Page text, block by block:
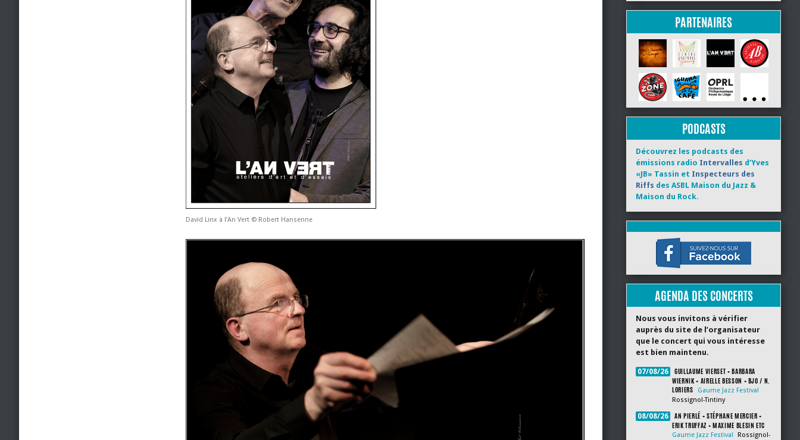
David Linx à l’An Vert © Robert Hansenne
PARTENAIRES
PODCASTS
Découvrez les podcasts des
émissions radio Intervalles d’Yves
«JB» Tassin et Inspecteurs des
Riffs des ASBL Maison du Jazz &
Maison du Rock.
AGENDA DES CONCERTS
Nous vous invitons à vérifier
auprès du site de l’organisateur
que le concert qui vous intéresse
est bien maintenu.
07/08/26
GUILLAUME VIERSET + BARBARA
WIERNIK + AIRELLE BESSON + BJO / N.
LORIERS
Gaume Jazz Festival
Rossignol-Tintiny
08/08/26
AN PIERLÉ + STÉPHANE MERCIER +
ERIK TRUFFAZ + MAXIME BLESIN ETC
Gaume Jazz Festival
Rossignol-